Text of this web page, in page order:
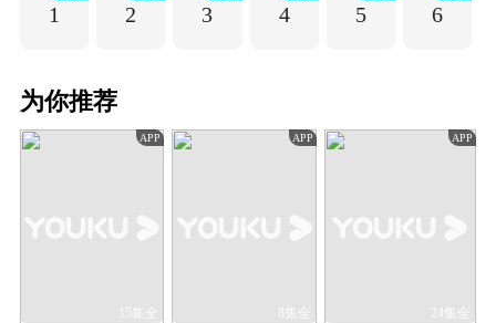
1 2 3 4 5 6
为你推荐
APP
15集全
APP
8集全
APP
24集全